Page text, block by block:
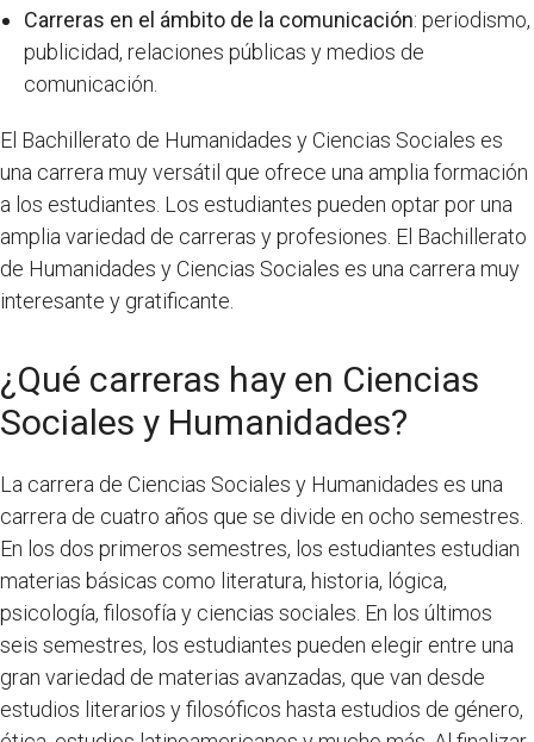
Carreras en el ámbito de la comunicación: periodismo,
publicidad, relaciones públicas y medios de
comunicación.
El Bachillerato de Humanidades y Ciencias Sociales es
una carrera muy versátil que ofrece una amplia formación
a los estudiantes. Los estudiantes pueden optar por una
amplia variedad de carreras y profesiones. El Bachillerato
de Humanidades y Ciencias Sociales es una carrera muy
interesante y gratificante.
¿Qué carreras hay en Ciencias
Sociales y Humanidades?
La carrera de Ciencias Sociales y Humanidades es una
carrera de cuatro años que se divide en ocho semestres.
En los dos primeros semestres, los estudiantes estudian
materias básicas como literatura, historia, lógica,
psicología, filosofía y ciencias sociales. En los últimos
seis semestres, los estudiantes pueden elegir entre una
gran variedad de materias avanzadas, que van desde
estudios literarios y filosóficos hasta estudios de género,